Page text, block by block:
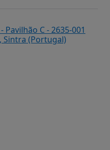
C - 2635-001
(Portugal)